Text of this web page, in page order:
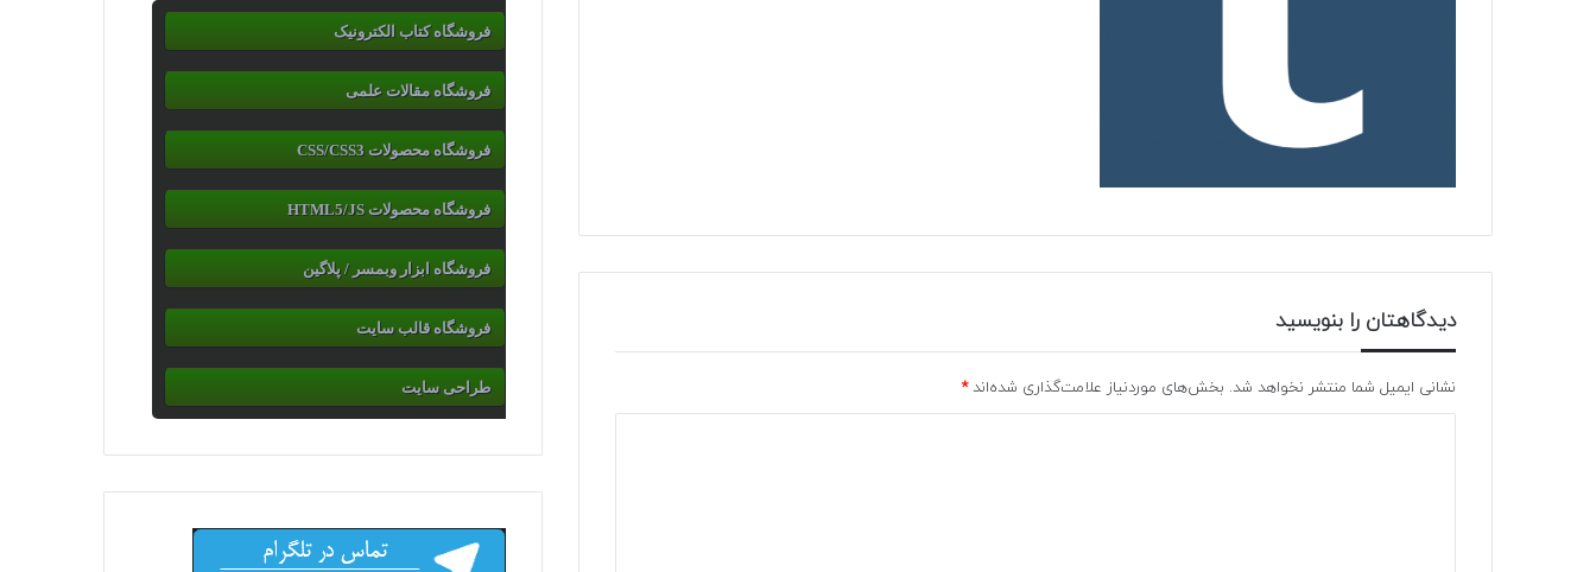
دیدگاهتان را بنویسید
نشانی ایمیل شما منتشر نخواهد شد. بخش‌های موردنیاز علامت‌گذاری شده‌اند*
فروشگاه کتاب الکترونیک
فروشگاه مقالات علمی
فروشگاه محصولات CSS/CSS3
فروشگاه محصولات HTML5/JS
فروشگاه ابزار وبمسر / پلاگین
فروشگاه قالب سایت
طراحی سایت